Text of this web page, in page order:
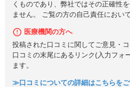
くものであり、弊社ではその正確性
ません。 ご覧の方の自己責任におい
医療機関の方へ
投稿された口コミに関してご意見・
口コミの末尾にあるリンク(入力フォ
ます。
≫口コミについての詳細はこちらをご